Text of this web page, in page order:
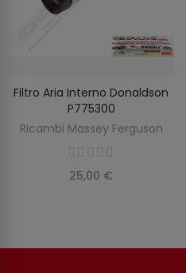
AGGIUNGI AL CARRELLO
Filtro Aria Interno Donaldson
P775300
Ricambi Massey Ferguson
25,00 €